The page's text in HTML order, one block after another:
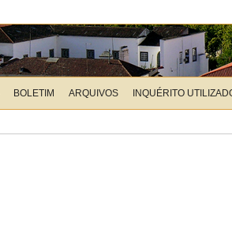
BOLETIM ARQUIVOS INQUÉRITO